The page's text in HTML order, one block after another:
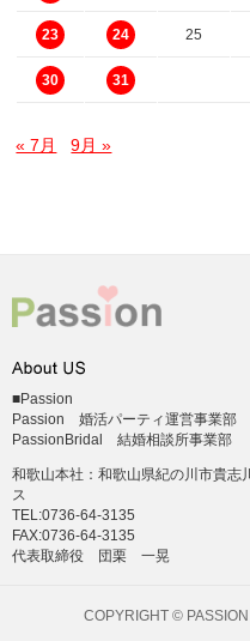
23 24 25
30 31
« 7月 9月 »
■Passion
Passion 婚活パーティ運営事業部
PassionBridal 結婚相談所事業部
和歌山本社：和歌山県紀の川市貴志
ス
TEL:0736-64-3135
FAX:0736-64-3135
代表取締役 団栗 一晃
COPYRIGHT ©